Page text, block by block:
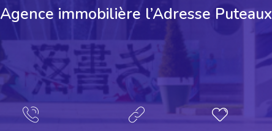
Agence immobilière l’Adresse Puteaux